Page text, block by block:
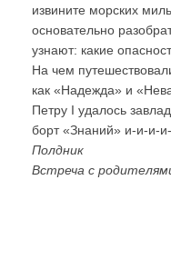
извините морских
основательно
узнают: какие
На чем
как «Надежда» и
Петру I удалось
борт «Знаний» и-и-и-
Полдник
Встреча с